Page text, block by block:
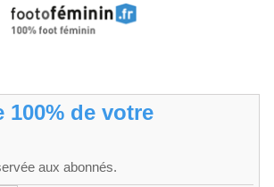
100% de votre
aux abonnés.